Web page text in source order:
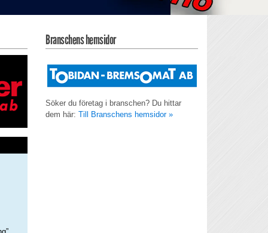
Branschens hemsidor
Söker du företag i branschen? Du hittar
dem här: Till Branschens hemsidor »